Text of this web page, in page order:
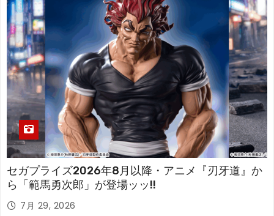
セガプライズ2026年8月以降・アニメ『刃牙道』か
ら「範馬勇次郎」が登場ッッ!!
7月 29, 2026